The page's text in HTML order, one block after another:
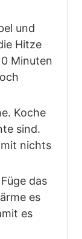
und
Hitze
Minuten
Koche
sind.
nichts
das
es
es